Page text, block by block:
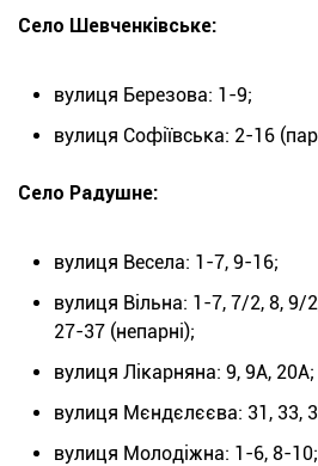
Село Шевченківське:
вулиця Березова: 1-9;
вулиця Софіївська: 2-16
Село Радушне:
вулиця Весела: 1-7, 9-16;
вулиця Вільна: 1-7, 7/2, 8, 9/
27-37 (непарні);
вулиця Лікарняна: 9, 9А, 20А;
вулиця Мєндєлєєва: 31, 33,
вулиця Молодіжна: 1-6, 8-10;